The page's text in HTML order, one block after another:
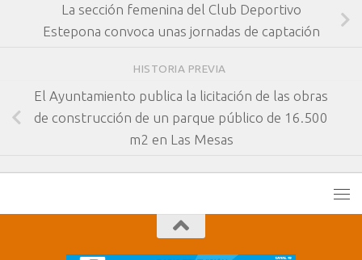
La sección femenina del Club Deportivo
Estepona convoca unas jornadas de captación
HISTORIA PREVIA
El Ayuntamiento publica la licitación de las obras
de construcción de un parque público de 16.500
m2 en Las Mesas